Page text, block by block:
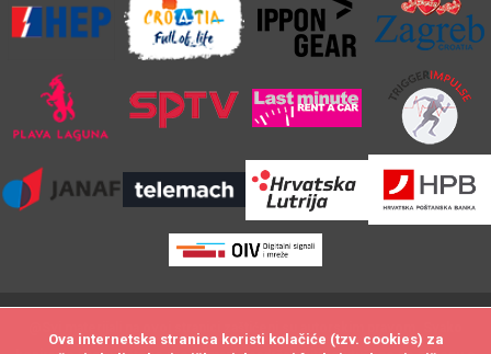
Ova internetska stranica koristi kolačiće (tzv. cookies) za
Ova internetska stranica koristi kolačiće (tzv. cookies) za